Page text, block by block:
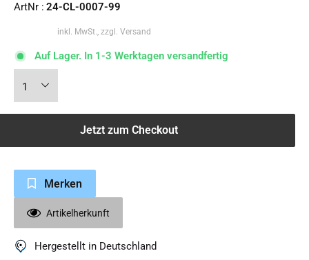
ArtNr : 24-CL-0007-99
inkl. MwSt., zzgl. Versand
Auf Lager. In 1-3 Werktagen versandfertig
Jetzt zum Checkout
Merken
Artikelherkunft
Hergestellt in Deutschland